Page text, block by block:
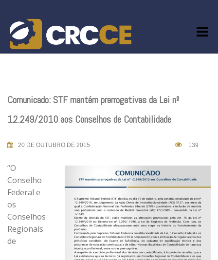
content
Comunicado: STF mantém prerrogativas da Lei nº
12.249/2010 aos Conselhos de Contabilidade
20 DE OUTUBRO DE 2015 139
“O
Conselho
Federal e
os
Conselhos
Regionais
de